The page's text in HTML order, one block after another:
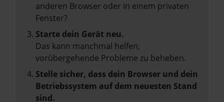
anderen Browser oder in einem privaten
Fenster?
Starte dein Gerät neu.
Das kann manchmal helfen,
vorübergehende Probleme zu beheben.
Stelle sicher, dass dein Browser und dein
Betriebssystem auf dem neuesten Stand
sind.